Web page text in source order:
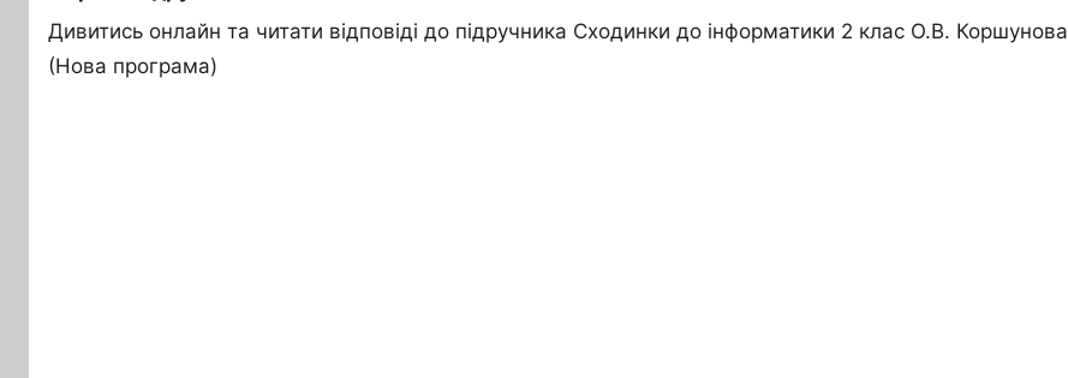
Дивитись онлайн та читати відповіді до підручника Сходинки до інформатики 2 клас О.В. Коршунова
(Нова програма)